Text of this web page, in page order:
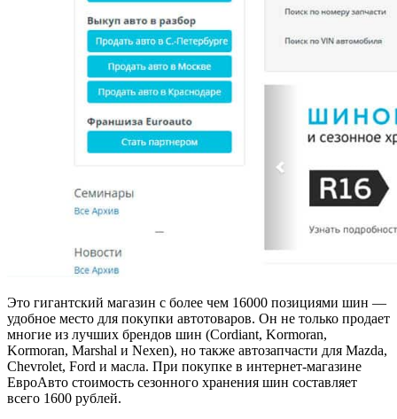
Это гигантский магазин с более чем 16000 позициями шин —
удобное место для покупки автотоваров. Он не только продает
многие из лучших брендов шин (Cordiant, Kormoran,
Kormoran, Marshal и Nexen), но также автозапчасти для Mazda,
Chevrolet, Ford и масла. При покупке в интернет-магазине
ЕвроАвто стоимость сезонного хранения шин составляет
всего 1600 рублей.